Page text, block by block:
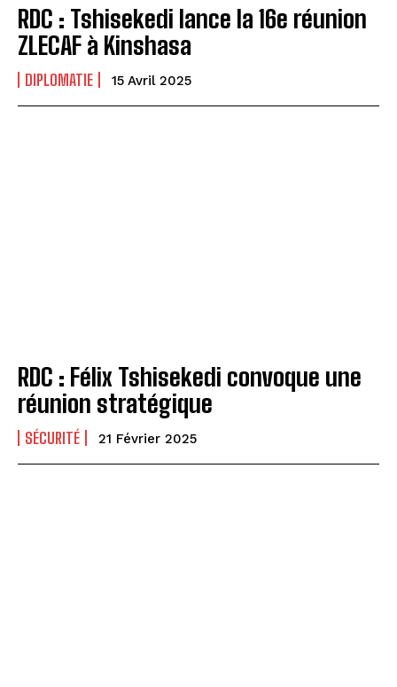
RDC : Tshisekedi lance la 16e réunion
ZLECAF à Kinshasa
DIPLOMATIE 15 Avril 2025
RDC : Félix Tshisekedi convoque une
réunion stratégique
SÉCURITÉ 21 Février 2025